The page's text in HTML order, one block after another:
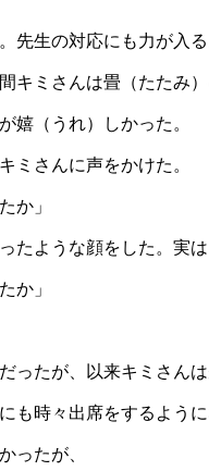
先生の対応にも力が入る
キミさんは畳（たたみ
嬉（うれ）しかった。
ミさんに声をかけた。
か」
たような顔をした。実
か」
ったが、以来キミさん
も時々出席をするように
ったが、